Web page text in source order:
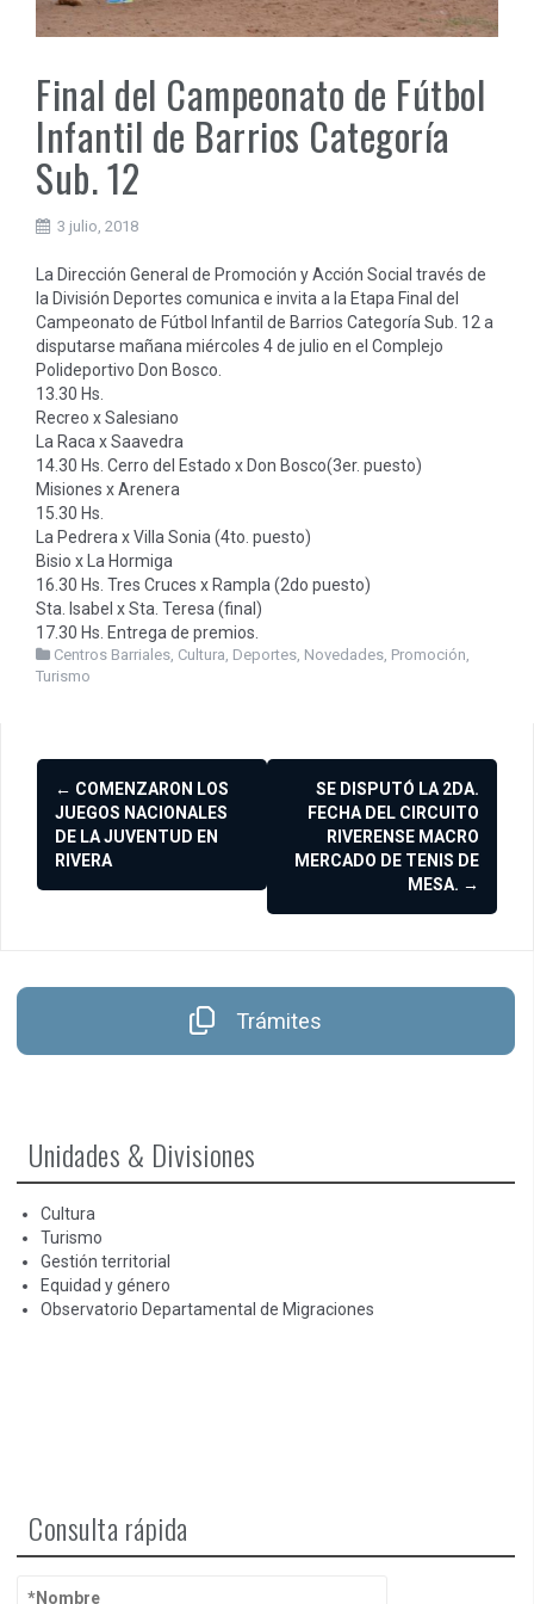
Final del Campeonato de Fútbol
Infantil de Barrios Categoría
Sub. 12
3 julio, 2018
La Dirección General de Promoción y Acción Social través de
la División Deportes comunica e invita a la Etapa Final del
Campeonato de Fútbol Infantil de Barrios Categoría Sub. 12 a
disputarse mañana miércoles 4 de julio en el Complejo
Polideportivo Don Bosco.
13.30 Hs.
Recreo x Salesiano
La Raca x Saavedra
14.30 Hs. Cerro del Estado x Don Bosco(3er. puesto)
Misiones x Arenera
15.30 Hs.
La Pedrera x Villa Sonia (4to. puesto)
Bisio x La Hormiga
16.30 Hs. Tres Cruces x Rampla (2do puesto)
Sta. Isabel x Sta. Teresa (final)
17.30 Hs. Entrega de premios.
Centros Barriales, Cultura, Deportes, Novedades, Promoción,
Turismo
Navegación
de
entradas
← COMENZARON LOS
JUEGOS NACIONALES
DE LA JUVENTUD EN
RIVERA
SE DISPUTÓ LA 2DA.
FECHA DEL CIRCUITO
RIVERENSE MACRO
MERCADO DE TENIS DE
MESA. →
Trámites
Unidades & Divisiones
Cultura
Turismo
Gestión territorial
Equidad y género
Observatorio Departamental de Migraciones
Consulta rápida